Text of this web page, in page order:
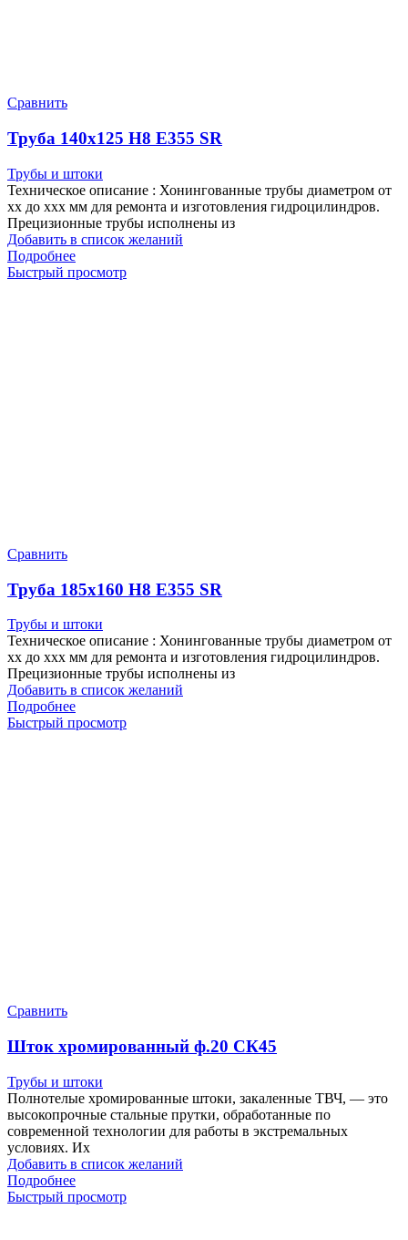
Сравнить
Труба 140х125 Н8 Е355 SR
Трубы и штоки
Техническое описание : Хонингованные трубы диаметром от
хх до ххх мм для ремонта и изготовления гидроцилиндров.
Прецизионные трубы исполнены из
Добавить в список желаний
Подробнее
Быстрый просмотр
Сравнить
Труба 185х160 H8 Е355 SR
Трубы и штоки
Техническое описание : Хонингованные трубы диаметром от
хх до ххх мм для ремонта и изготовления гидроцилиндров.
Прецизионные трубы исполнены из
Добавить в список желаний
Подробнее
Быстрый просмотр
Сравнить
Шток хромированный ф.20 СК45
Трубы и штоки
Полнотелые хромированные штоки, закаленные ТВЧ, — это
высокопрочные стальные прутки, обработанные по
современной технологии для работы в экстремальных
условиях. Их
Добавить в список желаний
Подробнее
Быстрый просмотр